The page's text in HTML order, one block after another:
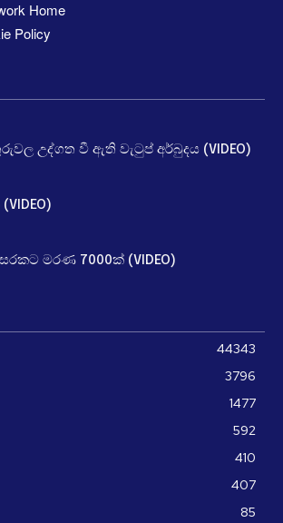
Home
Policy
උද්ගත වී ඇති වැටුප් අර්බුදය (VIDEO)
මරණ 7000ක් (VIDEO)
44343
3796
1477
592
410
407
85